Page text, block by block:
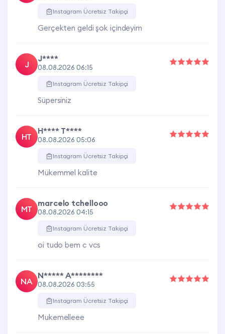
Instagram Ücretsiz Takipçi
Gerçekten geldi şok içindeyim
J
J****
08.08.2026 06:15
Instagram Ücretsiz Takipçi
Süpersiniz
HT
H**** T****
08.08.2026 05:06
Instagram Ücretsiz Takipçi
Mükemmel kalite
MT
marcelo tchellooo
08.08.2026 04:15
Instagram Ücretsiz Takipçi
oi tudo bem c vcs
NA
N***** A********
08.08.2026 03:55
Instagram Ücretsiz Takipçi
Mukemelleee